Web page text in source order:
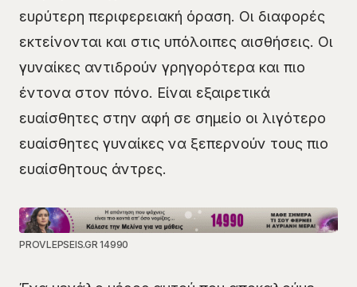
ευρύτερη περιφερειακή όραση. Οι διαφορές
εκτείνονται και στις υπόλοιπες αισθήσεις. Οι
γυναίκες αντιδρούν γρηγορότερα και πιο
έντονα στον πόνο. Είναι εξαιρετικά
ευαίσθητες στην αφή σε σημείο οι λιγότερο
ευαίσθητες γυναίκες να ξεπερνούν τους πιο
ευαίσθητους άντρες.
PROVLEPSEIS.GR 14990